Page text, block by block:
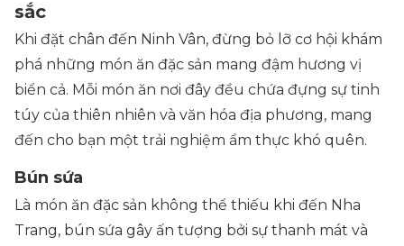
sắc
Khi đặt chân đến Ninh Vân, đừng bỏ lỡ cơ hội khám
phá những món ăn đặc sản mang đậm hương vị
biển cả. Mỗi món ăn nơi đây đều chứa đựng sự tinh
túy của thiên nhiên và văn hóa địa phương, mang
đến cho bạn một trải nghiệm ẩm thực khó quên.
Bún sứa
Là món ăn đặc sản không thể thiếu khi đến Nha
Trang, bún sứa gây ấn tượng bởi sự thanh mát và